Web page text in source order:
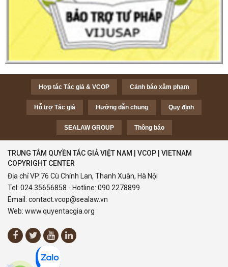
Hợp tác Tác giả & VCOP Cảnh báo xâm phạm
Hỗ trợ Tác giả Hướng dẫn chung Quy định
SEALAW GROUP Thông báo
TRUNG TÂM QUYỀN TÁC GIẢ VIỆT NAM | VCOP | VIETNAM
COPYRIGHT CENTER
Địa chỉ VP:76 Cù Chính Lan, Thanh Xuân, Hà Nội
Tel: 024.35656858 - Hotline: 090 2278899
Email: contact.vcop@sealaw.vn
Web: www.quyentacgia.org